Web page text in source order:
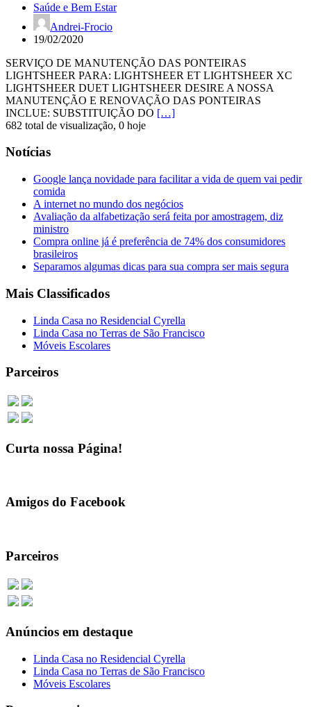
Saúde e Bem Estar
Andrei-Frocio
19/02/2020
SERVIÇO DE MANUTENÇÃO DAS PONTEIRAS
LIGHTSHEER PARA: LIGHTSHEER ET LIGHTSHEER XC
LIGHTSHEER DUET LIGHTSHEER DESIRE A NOSSA
MANUTENÇÃO E RENOVAÇÃO DAS PONTEIRAS
INCLUE: SUBSTITUIÇÃO DO […]
682 total de visualização, 0 hoje
Notícias
Google lança novidade para facilitar a vida de quem vai pedir
comida
A internet no mundo dos negócios
Avaliação da alfabetização será feita por amostragem, diz
ministro
Compra online já é preferência de 74% dos consumidores
brasileiros
Separamos algumas dicas para sua compra ser mais segura
Mais Classificados
Linda Casa no Residencial Cyrella
Linda Casa no Terras de São Francisco
Móveis Escolares
Parceiros
Curta nossa Página!
Amigos do Facebook
Parceiros
Anúncios em destaque
Linda Casa no Residencial Cyrella
Linda Casa no Terras de São Francisco
Móveis Escolares